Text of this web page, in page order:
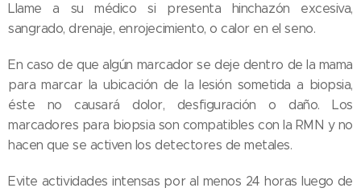
Llame a su médico si presenta hinchazón excesiva,
sangrado, drenaje, enrojecimiento, o calor en el seno.
En caso de que algún marcador se deje dentro de la mama
para marcar la ubicación de la lesión sometida a biopsia,
éste no causará dolor, desfiguración o daño. Los
marcadores para biopsia son compatibles con la RMN y no
hacen que se activen los detectores de metales.
Evite actividades intensas por al menos 24 horas luego de